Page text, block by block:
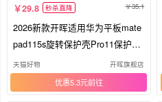
29.8 秒杀直降 35.1
2026新款开晖适用华为平板mate
pad115s旋转保护壳Pro11保护套
Air11.5防摔20Mini12荣耀10/9gt
弯12.2se8英寸v8
天猫好物 开晖旗舰店
优惠5.3元